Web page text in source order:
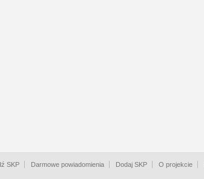
SKP Darmowe powiadomienia Dodaj SKP O projekcie